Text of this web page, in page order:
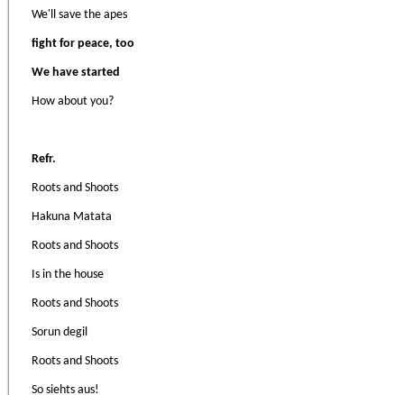
We'll save the apes
fight for peace, too
We have started
How about you?
Refr.
Roots and Shoots
Hakuna Matata
Roots and Shoots
Is in the house
Roots and Shoots
Sorun degil
Roots and Shoots
So siehts aus!